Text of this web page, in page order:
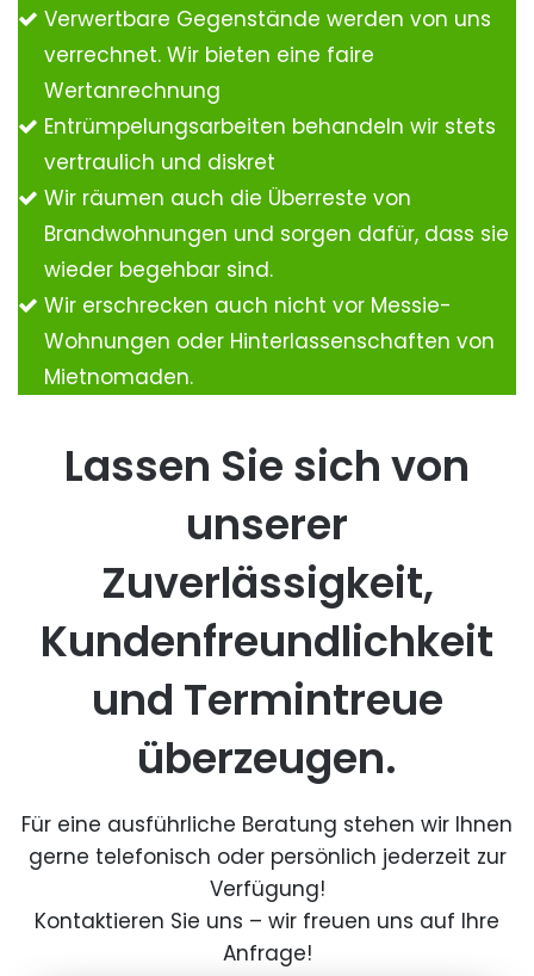
Verwertbare Gegenstände werden von uns
verrechnet. Wir bieten eine faire
Wertanrechnung
Entrümpelungsarbeiten behandeln wir stets
vertraulich und diskret
Wir räumen auch die Überreste von
Brandwohnungen und sorgen dafür, dass sie
wieder begehbar sind.
Wir erschrecken auch nicht vor Messie-
Wohnungen oder Hinterlassenschaften von
Mietnomaden.
Lassen Sie sich von
unserer
Zuverlässigkeit,
Kundenfreundlichkeit
und Termintreue
überzeugen.
Für eine ausführliche Beratung stehen wir Ihnen
gerne telefonisch oder persönlich jederzeit zur
Verfügung!
Kontaktieren Sie uns – wir freuen uns auf Ihre
Anfrage!